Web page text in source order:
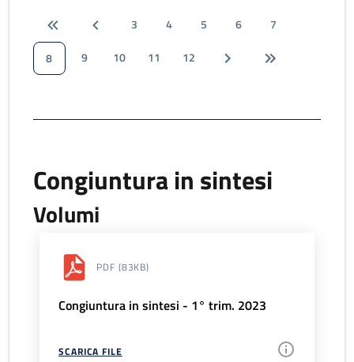
3 4 5 6
7
8
9 10 11 12
Congiuntura in sintesi
Volumi
PDF (83KB)
Congiuntura in sintesi - 1° trim. 2023
SCARICA FILE